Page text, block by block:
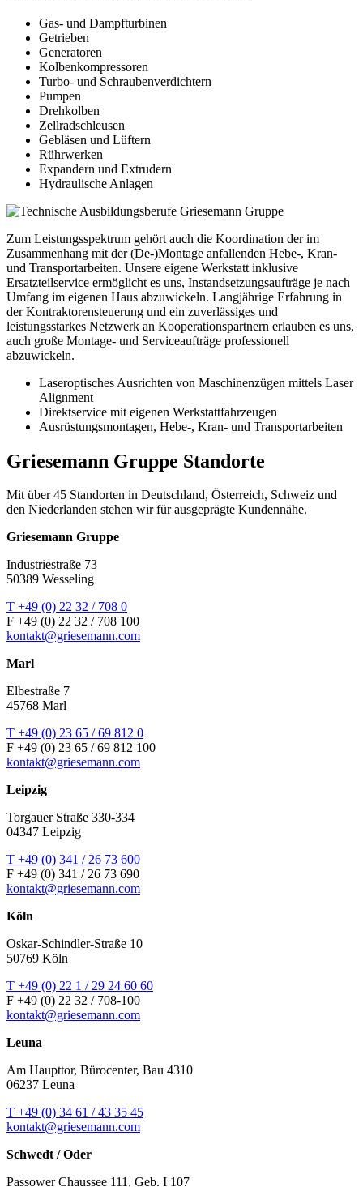
Gas- und Dampfturbinen
Getrieben
Generatoren
Kolbenkompressoren
Turbo- und Schraubenverdichtern
Pumpen
Drehkolben
Zellradschleusen
Gebläsen und Lüftern
Rührwerken
Expandern und Extrudern
Hydraulische Anlagen
Zum Leistungsspektrum gehört auch die Koordination der im
Zusammenhang mit der (De-)Montage anfallenden Hebe-, Kran-
und Transportarbeiten. Unsere eigene Werkstatt inklusive
Ersatzteilservice ermöglicht es uns, Instandsetzungsaufträge je nach
Umfang im eigenen Haus abzuwickeln. Langjährige Erfahrung in
der Kontraktorensteuerung und ein zuverlässiges und
leistungsstarkes Netzwerk an Kooperationspartnern erlauben es uns,
auch große Montage- und Serviceaufträge professionell
abzuwickeln.
Laseroptisches Ausrichten von Maschinenzügen mittels Laser
Alignment
Direktservice mit eigenen Werkstattfahrzeugen
Ausrüstungsmontagen, Hebe-, Kran- und Transportarbeiten
Griesemann Gruppe Standorte
Mit über 45 Standorten in Deutschland, Österreich, Schweiz und
den Niederlanden stehen wir für ausgeprägte Kundennähe.
Griesemann Gruppe
Industriestraße 73
50389 Wesseling
T +49 (0) 22 32 / 708 0
F +49 (0) 22 32 / 708 100
kontakt@griesemann.com
Marl
Elbestraße 7
45768 Marl
T +49 (0) 23 65 / 69 812 0
F +49 (0) 23 65 / 69 812 100
kontakt@griesemann.com
Leipzig
Torgauer Straße 330-334
04347 Leipzig
T +49 (0) 341 / 26 73 600
F +49 (0) 341 / 26 73 690
kontakt@griesemann.com
Köln
Oskar-Schindler-Straße 10
50769 Köln
T +49 (0) 22 1 / 29 24 60 60
F +49 (0) 22 32 / 708-100
kontakt@griesemann.com
Leuna
Am Haupttor, Bürocenter, Bau 4310
06237 Leuna
T +49 (0) 34 61 / 43 35 45
kontakt@griesemann.com
Schwedt / Oder
Passower Chaussee 111, Geb. I 107